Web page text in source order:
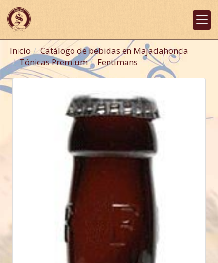
Inicio
Catálogo de bebidas en Majadahonda
Tónicas Premium
Fentimans